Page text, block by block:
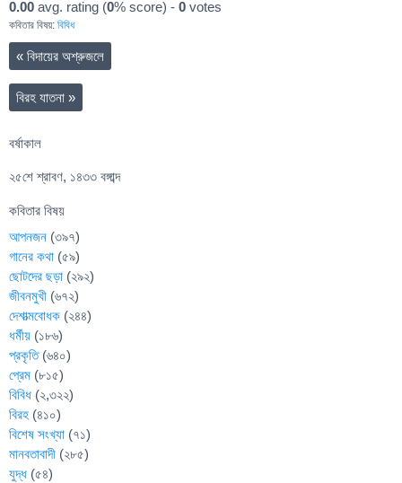
0.00 avg. rating (0% score) - 0 votes
কবিতার বিষয়: বিবিধ
« বিদায়ের অশ্রুজলে
বিরহ যাতনা »
বর্ষাকাল
২৫শে শ্রাবণ, ১৪৩৩ বঙ্গাব্দ
কবিতার বিষয়
আপনজন (৩৯৭)
গানের কথা (৫৯)
ছোটদের ছড়া (২৯২)
জীবনমুখী (৬৭২)
দেশাত্মবোধক (২৪৪)
ধর্মীয় (১৮৬)
প্রকৃতি(৬৪০)
প্রেম (৮১৫)
বিবিধ (২,৩২২)
বিরহ (৪১০)
বিশেষ সংখ্যা (৭১)
মানবতাবাদী (২৮৫)
যুদ্ধ (৫৪)